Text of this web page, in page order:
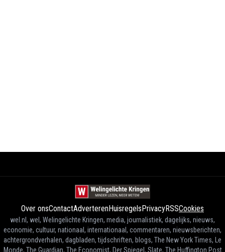
Over onsContactAdverterenHuisregelsPrivacyRSSCookies
wel.nl, wel, Welingelichte Kringen, media, journalistiek, dagelijks, nieuws,
economie, cultuur, nationaal, internationaal, commentaren, nieuwsberichten,
achtergrondverhalen, dagbladen, tijdschriften, blogs, The New York Times, Le
Monde, The Guardian, The Economist, Der Spiegel, Slate, The Huffington Post